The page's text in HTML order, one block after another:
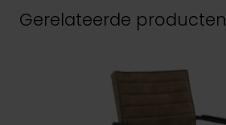
Gerelateerde producten